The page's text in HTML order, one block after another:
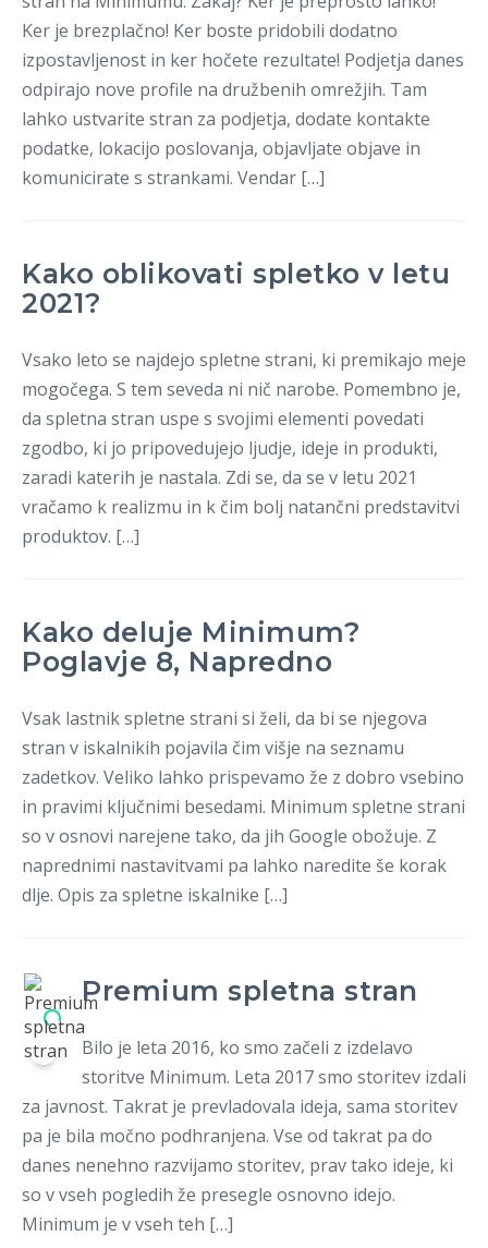
Ker je brezplačno! Ker boste pridobili dodatno
izpostavljenost in ker hočete rezultate! Podjetja danes
odpirajo nove profile na družbenih omrežjih. Tam
lahko ustvarite stran za podjetja, dodate kontakte
podatke, lokacijo poslovanja, objavljate objave in
komunicirate s strankami. Vendar […]
Kako oblikovati spletko v letu
2021?
Vsako leto se najdejo spletne strani, ki premikajo meje
mogočega. S tem seveda ni nič narobe. Pomembno je,
da spletna stran uspe s svojimi elementi povedati
zgodbo, ki jo pripovedujejo ljudje, ideje in produkti,
zaradi katerih je nastala. Zdi se, da se v letu 2021
vračamo k realizmu in k čim bolj natančni predstavitvi
produktov. […]
Kako deluje Minimum?
Poglavje 8, Napredno
Vsak lastnik spletne strani si želi, da bi se njegova
stran v iskalnikih pojavila čim višje na seznamu
zadetkov. Veliko lahko prispevamo že z dobro vsebino
in pravimi ključnimi besedami. Minimum spletne strani
so v osnovi narejene tako, da jih Google obožuje. Z
naprednimi nastavitvami pa lahko naredite še korak
dlje. Opis za spletne iskalnike […]
Premium spletna stran
Bilo je leta 2016, ko smo začeli z izdelavo
storitve Minimum. Leta 2017 smo storitev izdali
za javnost. Takrat je prevladovala ideja, sama storitev
pa je bila močno podhranjena. Vse od takrat pa do
danes nenehno razvijamo storitev, prav tako ideje, ki
so v vseh pogledih že presegle osnovno idejo.
Minimum je v vseh teh […]